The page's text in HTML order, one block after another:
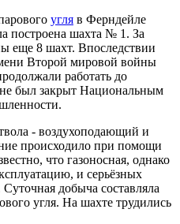
угля в Ферндейле
построена шахта № 1. За
еще 8 шахт. Впоследствии
Второй мировой войны
работать до
не был закрыт Национальным
- воздухоподающий и
происходило при помощи
что газоносная, однако
и серьёзных
добыча составляла
угля. На шахте трудились